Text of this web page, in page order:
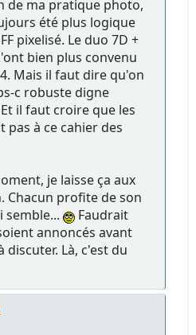
de ma pratique photo,
été plus logique
pixelisé. Le duo 7D +
bien plus convenu
Mais il faut dire qu'on
c robuste digne
il faut croire que les
pas à ce cahier des
je laisse ça aux
Chacun profite de son
semble...
Faudrait
annoncés avant
discuter. Là, c'est du